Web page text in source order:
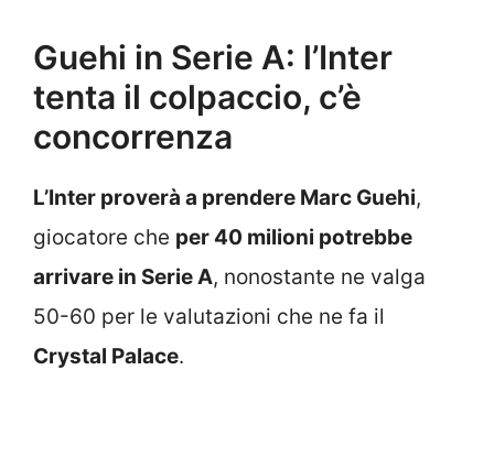
Guehi in Serie A: l’Inter
tenta il colpaccio, c’è
concorrenza
L’Inter proverà a prendere Marc Guehi,
giocatore che per 40 milioni potrebbe
arrivare in Serie A, nonostante ne valga
50-60 per le valutazioni che ne fa il
Crystal Palace.